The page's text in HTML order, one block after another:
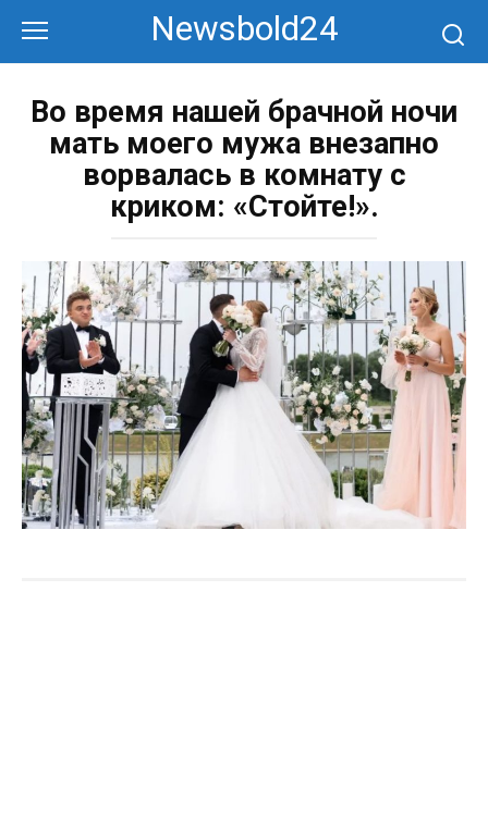
контенту
Newsbold24
Во время нашей брачной ночи
мать моего мужа внезапно
ворвалась в комнату с
криком: «Стойте!».